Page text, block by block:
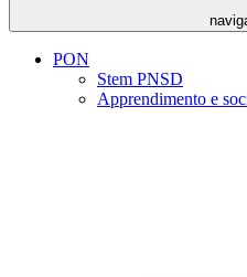
PON
Stem PNSD
Apprendimento e